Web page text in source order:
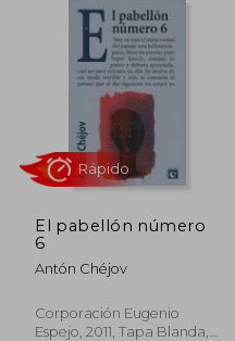
Rápido
El pabellón número
6
Antón Chéjov
Corporación Eugenio
Espejo, 2011, Tapa Blanda,